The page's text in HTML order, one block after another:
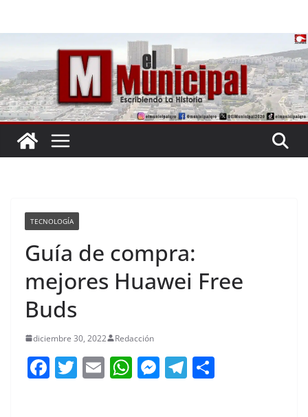
TECNOLOGÍA
Guía de compra:
mejores Huawei Free
Buds
diciembre 30, 2022 Redacción
F T E W M T